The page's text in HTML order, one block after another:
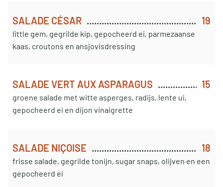
SALADE CÉSAR 19
little gem, gegrilde kip, gepocheerd ei, parmezaanse
kaas, croutons en ansjovisdressing
SALADE VERT AUX ASPARAGUS 15
groene salade met witte asperges, radijs, lente ui,
gepocheerd ei en dijon vinaigrette
SALADE NIÇOISE 18
frisse salade, gegrilde tonijn, sugar snaps, olijven en een
gepocheerd ei